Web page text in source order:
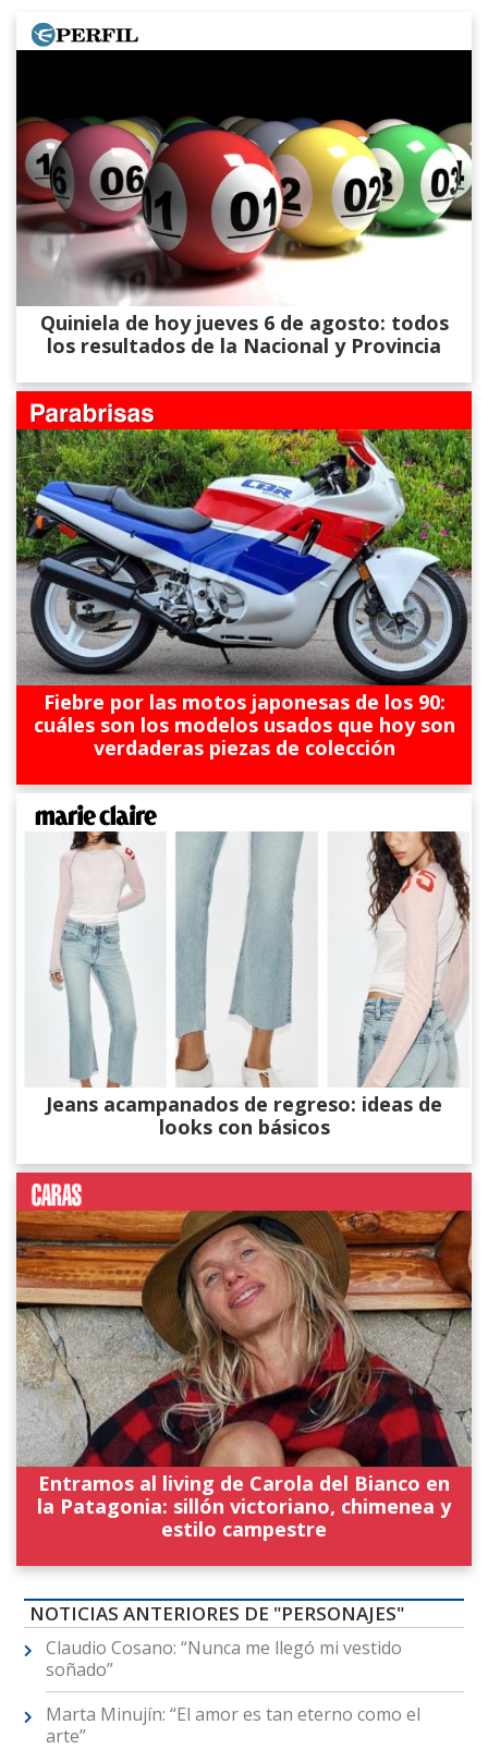
Quiniela de hoy jueves 6 de agosto: todos
los resultados de la Nacional y Provincia
Fiebre por las motos japonesas de los 90:
cuáles son los modelos usados que hoy son
verdaderas piezas de colección
Jeans acampanados de regreso: ideas de
looks con básicos
Entramos al living de Carola del Bianco en
la Patagonia: sillón victoriano, chimenea y
estilo campestre
NOTICIAS ANTERIORES DE "PERSONAJES"
Claudio Cosano: “Nunca me llegó mi vestido
soñado”
Marta Minujín: “El amor es tan eterno como el
arte”